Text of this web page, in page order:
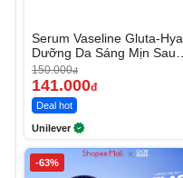
Serum Vaseline Gluta-Hya
Dưỡng Da Sáng Mịn Sau 7
Ngày
150.000đ
141.000đ
Deal hot
Unilever
-63%